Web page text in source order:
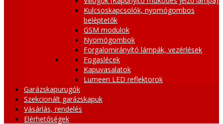
Kulcsoskapcsolók, nyomógombos
beléptetők
GSM modulok
Nyomógombok
Forgalomirányító lámpák, vezérlések
Fogaslécek
Kapuvasalatok
Lumeen LED reflektorok
Garázskapurugók
Szekcionált garázskapuk
Vásárlás, rendelés
Elérhetőségek